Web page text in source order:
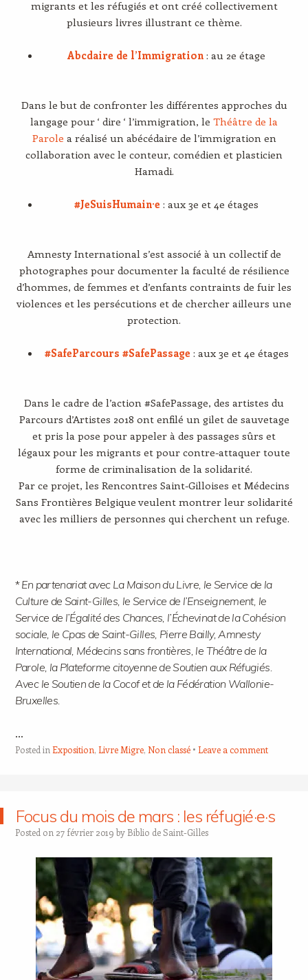
migrants et les réfugiés et ont créé collectivement
plusieurs livres illustrant ce thème.
Abcdaire de l’Immigration : au 2e étage
Dans le but de confronter les différentes approches du
langage pour ‘ dire ‘ l’immigration, le Théâtre de la
Parole a réalisé un abécédaire de l’immigration en
collaboration avec le conteur, comédien et plasticien
Hamadi.
#JeSuisHumain·e : aux 3e et 4e étages
Amnesty International s’est associé à un collectif de
photographes pour documenter la faculté de résilience
d’hommes, de femmes et d’enfants contraints de fuir les
violences et les persécutions et de chercher ailleurs une
protection.
#SafeParcours #SafePassage : aux 3e et 4e étages
Dans le cadre de l’action #SafePassage, des artistes du
Parcours d’Artistes 2018 ont enfilé un gilet de sauvetage
et pris la pose pour appeler à des passages sûrs et
légaux pour les migrants et pour contre-attaquer toute
forme de criminalisation de la solidarité.
Par ce projet, les Rencontres Saint-Gilloises et Médecins
Sans Frontières Belgique veulent montrer leur solidarité
avec les milliers de personnes qui cherchent un refuge.
*En partenariat avec La Maison du Livre, le Service de la
Culture de Saint-Gilles, le Service de l’Enseignement, le
Service de l’Égalité des Chances, l’Échevinat de la Cohésion
sociale, le Cpas de Saint-Gilles, Pierre Bailly, Amnesty
International, Médecins sans frontières, le Théâtre de la
Parole, la Plateforme citoyenne de Soutien aux Réfugiés.
Avec le Soutien de la Cocof et de la Fédération Wallonie-
Bruxelles.
…
Posted in Exposition, Livre Migre, Non classé Leave a comment
Focus du mois de mars : les réfugié·e·s
Posted on 27 février 2019 by Biblio de Saint-Gilles